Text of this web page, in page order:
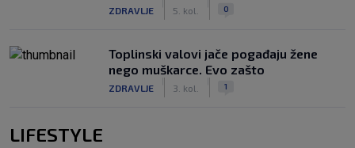
ZDRAVLJE 5. kol. 0
Toplinski valovi jače pogađaju žene
nego muškarce. Evo zašto
ZDRAVLJE 3. kol. 1
LIFESTYLE